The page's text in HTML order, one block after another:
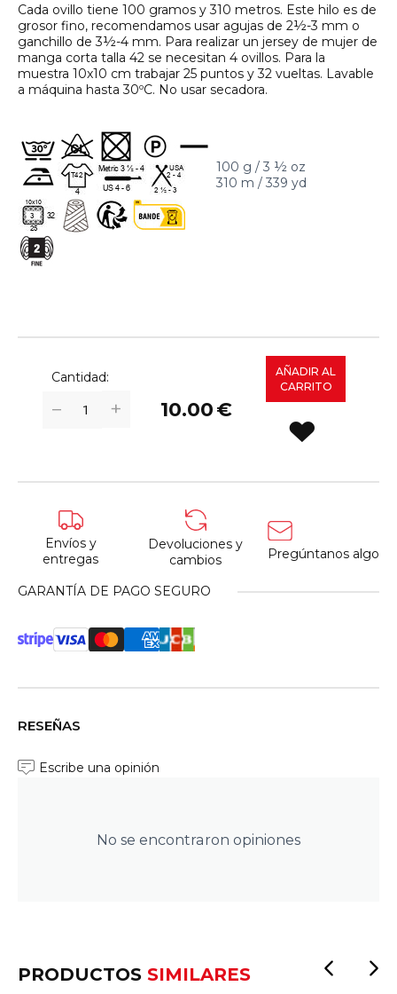
Cada ovillo tiene 100 gramos y 310 metros. Este hilo es de
grosor fino, recomendamos usar agujas de 2½-3 mm o
ganchillo de 3½-4 mm. Para realizar un jersey de mujer de
manga corta talla 42 se necesitan 4 ovillos. Para la
muestra 10x10 cm trabajar 25 puntos y 32 vueltas. Lavable
a máquina hasta 30ºC. No usar secadora.
100 g / 3 ½ oz
310 m / 339 yd
Cantidad:
+
− 10.00€
AÑADIR AL
CARRITO
Envíos y
entregas
Devoluciones y
cambios
Pregúntanos algo
GARANTÍA DE PAGO SEGURO
RESEÑAS
No se encontraron opiniones
Escribe una opinión
PRODUCTOS SIMILARES